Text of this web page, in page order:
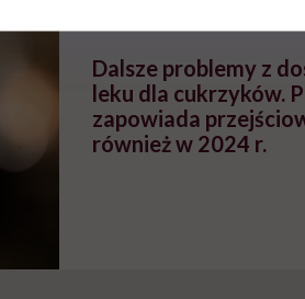
Dalsze problemy z
leku dla cukrzyków.
zapowiada
również w 2024 r.